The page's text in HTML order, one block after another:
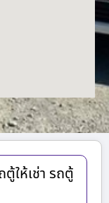
ตู้ให้เช่า รถตู้